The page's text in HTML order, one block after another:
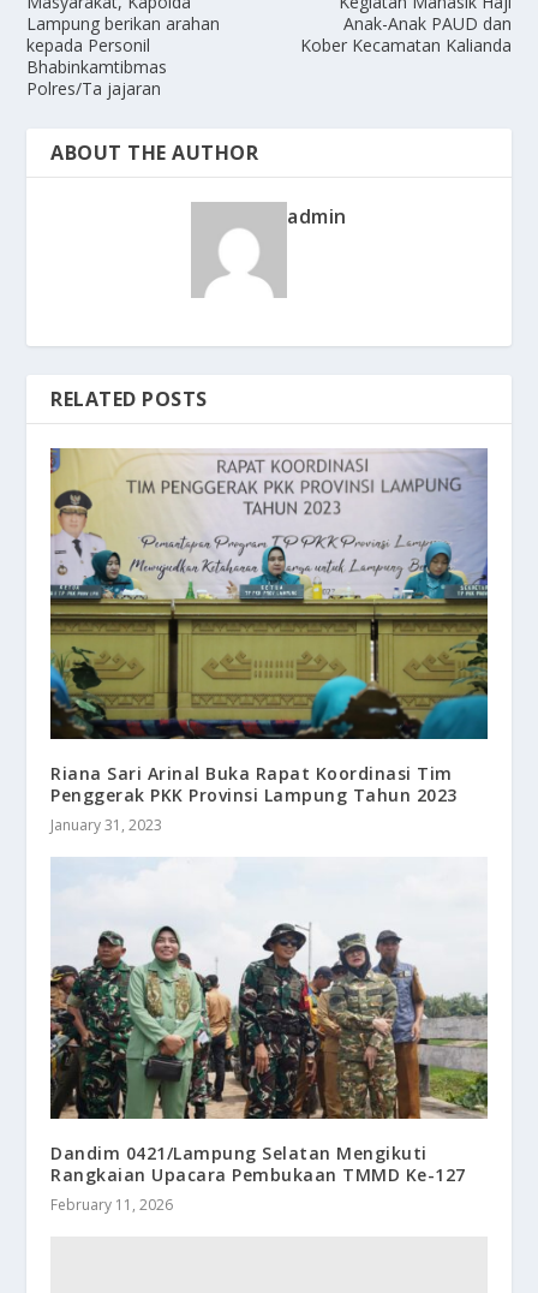
Lampung berikan arahan
kepada Personil
Bhabinkamtibmas
Polres/Ta jajaran
Anak-Anak PAUD dan
Kober Kecamatan Kalianda
ABOUT THE AUTHOR
admin
RELATED POSTS
Riana Sari Arinal Buka Rapat Koordinasi Tim
Penggerak PKK Provinsi Lampung Tahun 2023
January 31, 2023
Dandim 0421/Lampung Selatan Mengikuti
Rangkaian Upacara Pembukaan TMMD Ke-127
February 11, 2026